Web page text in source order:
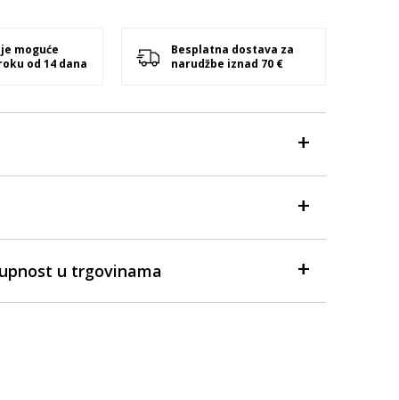
moguće
od 14 dana
Besplatna dostava za
narudžbe iznad 70 €
u trgovinama